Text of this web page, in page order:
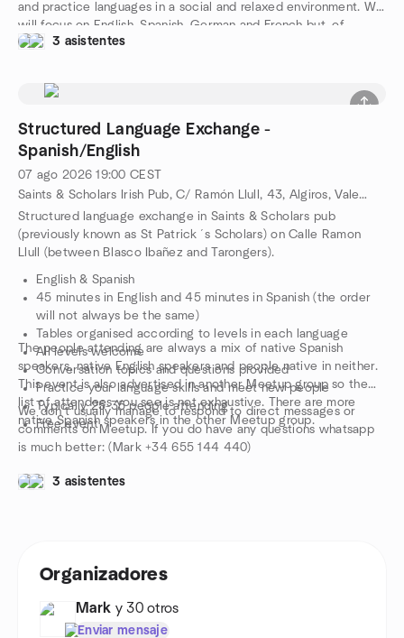
and practice languages in a social and relaxed environment. We
will focus on English, Spanish, German and French but, of
course, all languages are welcome. Hope to see you there.
3 asistentes
Structured Language Exchange -
Spanish/English
07 ago 2026 19:00 CEST
Saints & Scholars Irish Pub, C/ Ramón Llull, 43, Algiros, Valencia, ES
Structured language exchange in Saints & Scholars pub
(previously known as St Patrick´s Scholars) on Calle Ramon
Llull (between Blasco Ibañez and Tarongers).
English & Spanish
45 minutes in English and 45 minutes in Spanish (the order
will not always be the same)
Tables organised according to levels in each language
All levels welcome
Conversation topics and questions provided
Practice your language skills and meet new people
Typically 25-35 people attending
Free event
The people attending are always a mix of native Spanish
speakers, native English speakers and people native in neither.
This event is also advertised in another Meetup group so the
list of attendees you see is not exhaustive. There are more
native Spanish speakers in the other Meetup group.
We don't usually manage to respond to direct messages or
comments on Meetup. If you do have any questions whatsapp
is much better: (Mark +34 655 144 440)
3 asistentes
Organizadores
Mark y 30 otros
Enviar mensaje